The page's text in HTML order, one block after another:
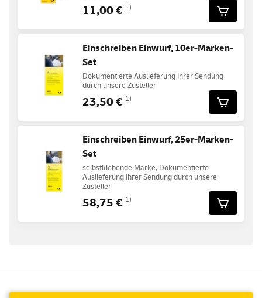
11,00 € 1)
Einschreiben Einwurf, 10er-Marken-
Set
Dokumentierte Auslieferung Ihrer Sendung
durch unsere Zusteller
23,50 € 1)
Einschreiben Einwurf, 25er-Marken-
Set
selbstklebende Marke, Dokumentierte
Auslieferung Ihrer Sendung durch unsere
Zusteller
58,75 € 1)